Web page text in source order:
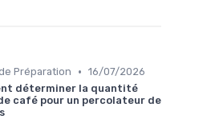
Préparation • 16/07/2026
déterminer la quantité
café pour un percolateur de